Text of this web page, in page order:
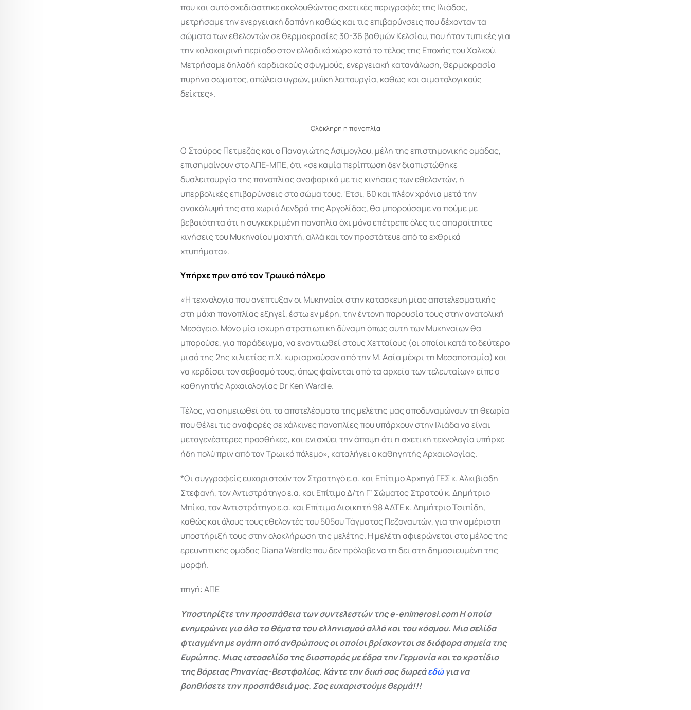
που και αυτό σχεδιάστηκε ακολουθώντας σχετικές περιγραφές της Ιλιάδας,
μετρήσαμε την ενεργειακή δαπάνη καθώς και τις επιβαρύνσεις που δέχονταν τα
σώματα των εθελοντών σε θερμοκρασίες 30-36 βαθμών Κελσίου, που ήταν τυπικές για
την καλοκαιρινή περίοδο στον ελλαδικό χώρο κατά το τέλος της Εποχής του Χαλκού.
Μετρήσαμε δηλαδή καρδιακούς σφυγμούς, ενεργειακή κατανάλωση, θερμοκρασία
πυρήνα σώματος, απώλεια υγρών, μυϊκή λειτουργία, καθώς και αιματολογικούς
δείκτες».
Ολόκληρη η πανοπλία
Ο Σταύρος Πετμεζάς και ο Παναγιώτης Ασίμογλου, μέλη της επιστημονικής ομάδας,
επισημαίνουν στο ΑΠΕ-ΜΠΕ, ότι «σε καμία περίπτωση δεν διαπιστώθηκε
δυσλειτουργία της πανοπλίας αναφορικά με τις κινήσεις των εθελοντών, ή
υπερβολικές επιβαρύνσεις στο σώμα τους. Έτσι, 60 και πλέον χρόνια μετά την
ανακάλυψή της στο χωριό Δενδρά της Αργολίδας, θα μπορούσαμε να πούμε με
βεβαιότητα ότι η συγκεκριμένη πανοπλία όχι μόνο επέτρεπε όλες τις απαραίτητες
κινήσεις του Μυκηναίου μαχητή, αλλά και τον προστάτευε από τα εχθρικά
χτυπήματα».
Υπήρχε πριν από τον Τρωικό πόλεμο
«Η τεχνολογία που ανέπτυξαν οι Μυκηναίοι στην κατασκευή μίας αποτελεσματικής
στη μάχη πανοπλίας εξηγεί, έστω εν μέρη, την έντονη παρουσία τους στην ανατολική
Μεσόγειο. Μόνο μία ισχυρή στρατιωτική δύναμη όπως αυτή των Μυκηναίων θα
μπορούσε, για παράδειγμα, να εναντιωθεί στους Χετταίους (οι οποίοι κατά το δεύτερο
μισό της 2ης χιλιετίας π.Χ. κυριαρχούσαν από την Μ. Ασία μέχρι τη Μεσοποταμία) και
να κερδίσει τον σεβασμό τους, όπως φαίνεται από τα αρχεία των τελευταίων» είπε ο
καθηγητής Αρχαιολογίας Dr Ken Wardle.
Τέλος, να σημειωθεί ότι τα αποτελέσματα της μελέτης μας αποδυναμώνουν τη θεωρία
που θέλει τις αναφορές σε χάλκινες πανοπλίες που υπάρχουν στην Ιλιάδα να είναι
μεταγενέστερες προσθήκες, και ενισχύει την άποψη ότι η σχετική τεχνολογία υπήρχε
ήδη πολύ πριν από τον Τρωικό πόλεμο», καταλήγει ο καθηγητής Αρχαιολογίας.
*Οι συγγραφείς ευχαριστούν τον Στρατηγό ε.α. και Επίτιμο Αρχηγό ΓΕΣ κ. Αλκιβιάδη
Στεφανή, τον Αντιστράτηγο ε.α. και Επίτιμο Δ/τη Γ’ Σώματος Στρατού κ. Δημήτριο
Μπίκο, τον Αντιστράτηγο ε.α. και Επίτιμο Διοικητή 98 ΑΔΤΕ κ. Δημήτριο Τσιπίδη,
καθώς και όλους τους εθελοντές του 505ου Τάγματος Πεζοναυτών, για την αμέριστη
υποστήριξή τους στην ολοκλήρωση της μελέτης. Η μελέτη αφιερώνεται στο μέλος της
ερευνητικής ομάδας Diana Wardle που δεν πρόλαβε να τη δει στη δημοσιευμένη της
μορφή.
πηγή: ΑΠΕ
Υποστηρίξτε την προσπάθεια των συντελεστών της e-enimerosi.com Η οποία
ενημερώνει για όλα τα θέματα του ελληνισμού αλλά και του κόσμου. Μια σελίδα
φτιαγμένη με αγάπη από ανθρώπους οι οποίοι βρίσκονται σε διάφορα σημεία της
Ευρώπης. Μιας ιστοσελίδα της διασποράς με έδρα την Γερμανία και το κρατίδιο
της Βόρειας Ρηνανίας-Βεστφαλίας. Κάντε την δική σας δωρεάεδώγια να
βοηθήσετε την προσπάθειά μας. Σας ευχαριστούμε θερμά!!!